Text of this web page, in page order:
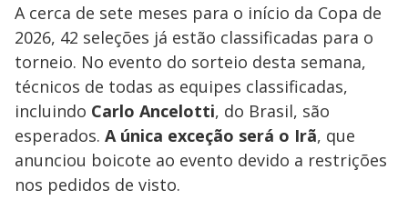
A cerca de sete meses para o início da Copa de
2026, 42 seleções já estão classificadas para o
torneio. No evento do sorteio desta semana,
técnicos de todas as equipes classificadas,
incluindo Carlo Ancelotti, do Brasil, são
esperados. A única exceção será o Irã, que
anunciou boicote ao evento devido a restrições
nos pedidos de visto.